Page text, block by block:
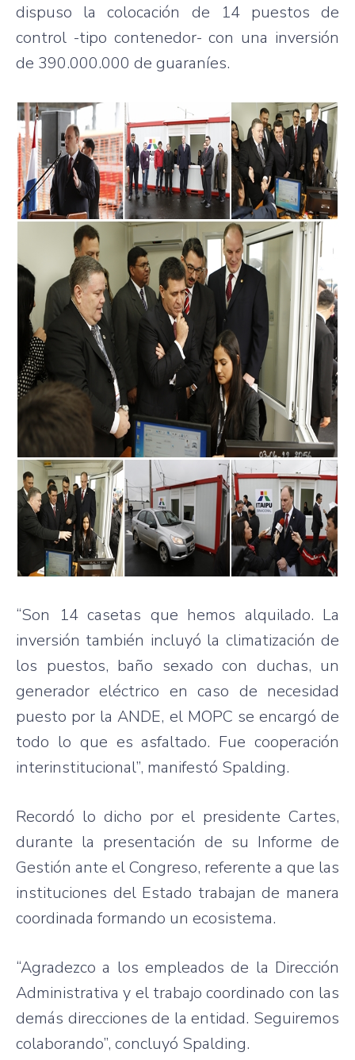
dispuso la colocación de 14 puestos de
control -tipo contenedor- con una inversión
de 390.000.000 de guaraníes.
“Son 14 casetas que hemos alquilado. La
inversión también incluyó la climatización de
los puestos, baño sexado con duchas, un
generador eléctrico en caso de necesidad
puesto por la ANDE, el MOPC se encargó de
todo lo que es asfaltado. Fue cooperación
interinstitucional”, manifestó Spalding.
Recordó lo dicho por el presidente Cartes,
durante la presentación de su Informe de
Gestión ante el Congreso, referente a que las
instituciones del Estado trabajan de manera
coordinada formando un ecosistema.
“Agradezco a los empleados de la Dirección
Administrativa y el trabajo coordinado con las
demás direcciones de la entidad. Seguiremos
colaborando”, concluyó Spalding.